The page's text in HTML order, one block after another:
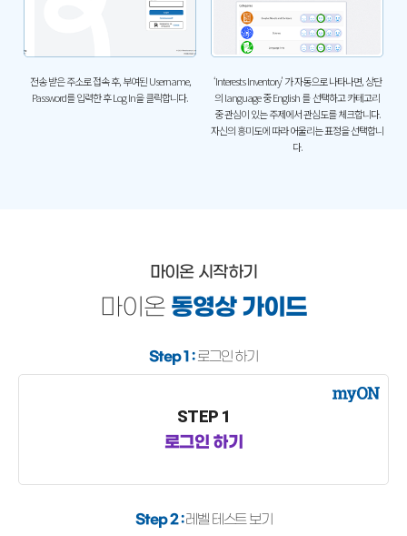
전송 받은 주소로 접속 후, 부여된 Username,
Password를 입력한 후 Log In을 클릭합니다.
‘Interests Inventory’ 가 자동으로 나타나면, 상단
의 language 중 English 를선택하고 카테고리
중 관심이 있는 주제에서 관심도를 체크합니다.
자신의 흥미도에 따라 어울리는 표정을 선택합니
다.
마이온 시작하기
마이온 동영상 가이드
Step 1 :로그인 하기
STEP 1
로그인 하기
Step 2 :레벨 테스트 보기